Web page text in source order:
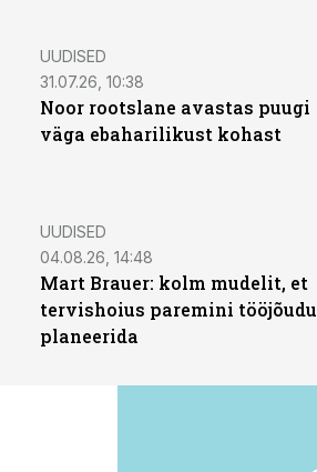
UUDISED
31.07.26, 10:38
Noor rootslane avastas puugi
väga ebaharilikust kohast
UUDISED
04.08.26, 14:48
Mart Brauer: kolm mudelit, et
tervishoius paremini tööjõudu
planeerida